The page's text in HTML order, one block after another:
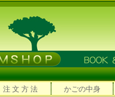
注 文 方 法 かごの中身